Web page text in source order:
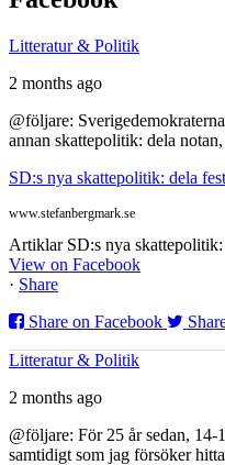
Litteratur & Politik
2 months ago
@följare:
annan skattepolitik: dela
SD:s nya skattepolitik: dela
www.stefanbergmark.se
Artiklar SD:s nya skattepolitik:
View on Facebook
· Share
Share on Facebook
Litteratur & Politik
2 months ago
@följare: För 25 år sedan, 14-
samtidigt som jag försöker